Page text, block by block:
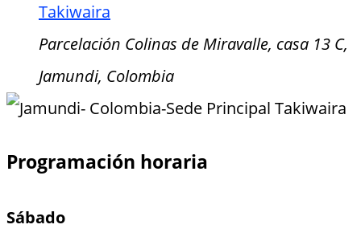
Takiwaira
Parcelación Colinas de Miravalle, casa 13 C,
Jamundi, Colombia
Programación horaria
Sábado